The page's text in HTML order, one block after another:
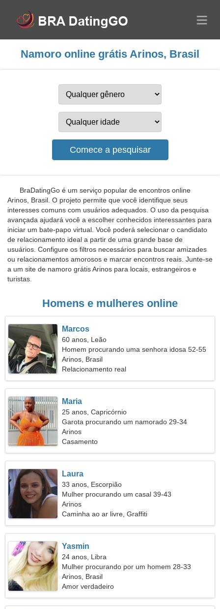
Namoro online grátis Arinos, Brasil
BraDatingGo é um serviço popular de encontros online
Arinos, Brasil. O projeto permite que você identifique seus
interesses comuns com usuários adequados. O uso da pesquisa
avançada ajudará você a escolher conhecidos interessantes para
iniciar um bate-papo virtual. Você poderá selecionar o candidato
de relacionamento ideal a partir de uma grande base de
usuários. Configure os filtros necessários para buscar amizades
ou relacionamentos amorosos e marcar encontros reais. Junte-se
a um site de namoro grátis Arinos para locais, estrangeiros e
turistas.
Homens e mulheres online
Marcos
60 anos, Leão
Homem procurando uma senhora idosa 52-55
Arinos, Brasil
Relacionamento real
Maria
25 anos, Capricórnio
Garota procurando um namorado 29-34
Arinos
Casamento
Laura
33 anos, Escorpião
Mulher procurando um casal 39-43
Arinos
Caminha ao ar livre, Graffiti
Yasmin
24 anos, Libra
Mulher procurando por um homem 28-33
Arinos, Brasil
Amor verdadeiro